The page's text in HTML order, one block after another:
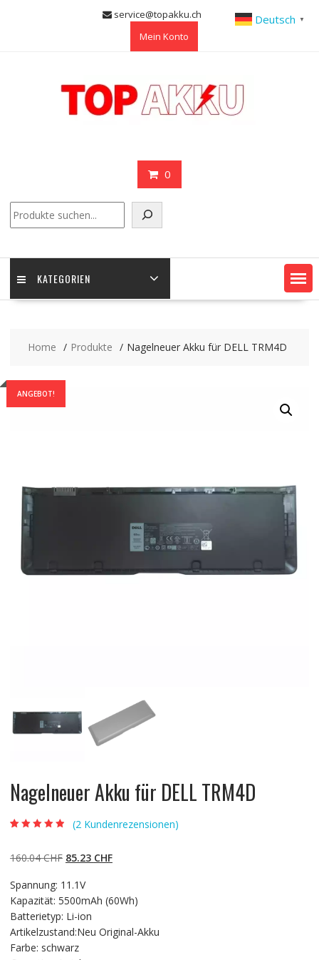
service@topakku.ch
Mein Konto
0
KATEGORIEN
Home Produkte Nagelneuer Akku für DELL TRM4D
ANGEBOT!
Nagelneuer Akku für DELL TRM4D
basierend auf
Kundenbewert
(2 Kundenrezensionen)
160.04CHF Ursprünglicher
war:
160.04 CHF
85.23 CHFAktueller
85.23 CHF.
Spannung: 11.1V
Kapazität: 5500mAh (60Wh)
Batterietyp: Li-ion
Artikelzustand:Neu Original-Akku
Farbe: schwarz
Deutsch ▼